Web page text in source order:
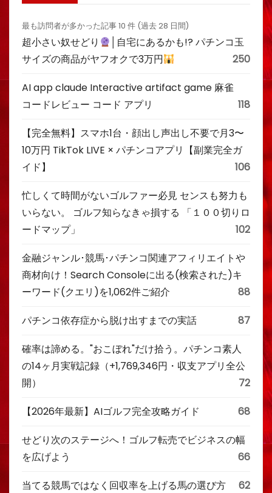
最も訪問者が多かった記事 10 件 (過去 28 日間)
超小さい奴せどり
│自宅にあるかも!? パチンコ玉
サイズの商品がヤフオクで3万円
250
AI app claude Interactive artifact game 麻雀
コードレビュー コード アプリ
118
【完全無料】スマホ1台・顔出し声出し不要で月3〜
10万円 TikTok LIVE × パチンコアプリ【副業完全ガ
イド】
106
忙しくて時間がないゴルファー必見 センスも努力も
いらない。 ゴルフ知らなきゃ損する 「１００切りロ
ードマップ」
102
金融ジャンル･競馬･パチンコ関連アフィリエイトや
商材向け！Search Consoleに出る(検索された)キ
ーワード(クエリ)を1,062件ご紹介
88
パチンコ依存症から脱け出すまでの実話 87
確率は諦める。"おこぼれ"だけ拾う。パチンコ素人
の14ヶ月実戦記録（+1,769,346円・収支アプリ全公
開）
72
【2026年最新】AIゴルフ完全攻略ガイド 68
せどり次のステージへ！ゴルフ転売でビジネスの幅
を広げよう
66
当てる競馬ではなく回収率を上げる馬の選び方 62